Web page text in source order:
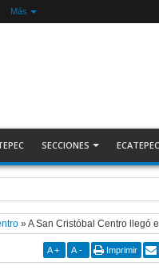
Más
SECCIONES ECATEPEC
contra Azucena; fallo confirma
»A San Cristóbal Centro llegó
A + A - Imprimir